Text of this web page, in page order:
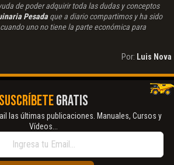
de poder adquirir toda las dudas y conceptos
Pesadaque a diario compartimos y ha sido
uno no tiene la parte económica para
Por: Luis Nova
SUSCRÍBETEGRATIS
las últimas publicaciones. Manuales, Cursos y
Vídeos...